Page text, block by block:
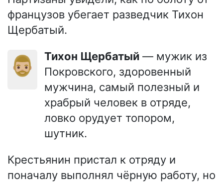
французов убегает разведчик Тихон
Щербатый.
🧔🏼‍♂️ Тихон Щербатый — мужик из
Покровского, здоровенный
мужчина, самый полезный и
храбрый человек в отряде,
ловко орудует топором,
шутник.
Крестьянин пристал к отряду и
поначалу выполнял чёрную работу, но